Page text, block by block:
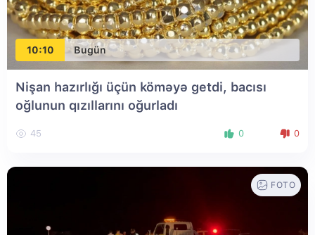
10:10 Bugün
Nişan hazırlığı üçün köməyə getdi, bacısı
oğlunun qızıllarını oğurladı
45 0 0
FOTO